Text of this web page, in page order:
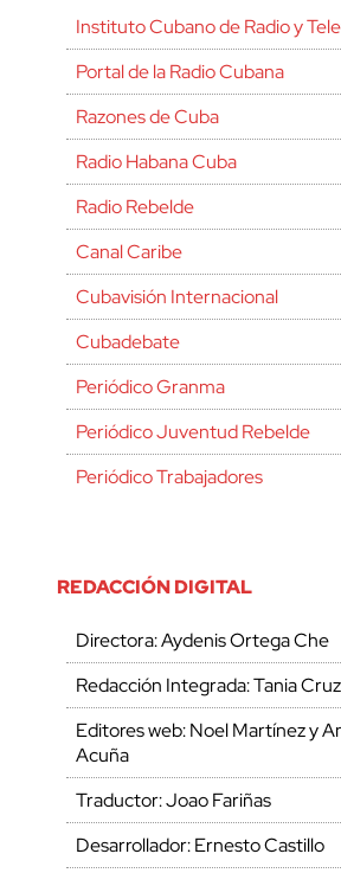
Instituto Cubano de Radio y
Portal de la Radio Cubana
Razones de Cuba
Radio Habana Cuba
Radio Rebelde
Canal Caribe
Cubavisión Internacional
Cubadebate
Periódico Granma
Periódico Juventud Rebelde
Periódico Trabajadores
REDACCIÓN DIGITAL
Directora: Aydenis Ortega Che
Redacción Integrada: Tania
Editores web: Noel Martínez y
Acuña
Traductor: Joao Fariñas
Desarrollador: Ernesto Castillo